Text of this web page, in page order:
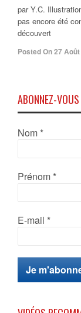
par Y.C.
pas encore été
découvert
Posted On 27
ABONNEZ-
Nom *
Prénom *
E-mail *